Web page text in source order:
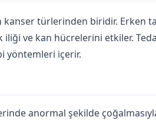
türlerinden biridir. Erken
iliği ve kan hücrelerini etkiler.
yöntemleri içerir.
anormal şekilde